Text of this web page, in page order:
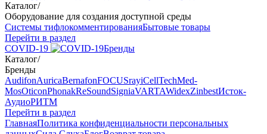
Каталог/
Оборудование для создания доступной среды
Системы тифлокомментированияБытовые товары
Перейти в раздел
COVID-19
Бренды
Каталог/
Бренды
AudifonAuricaBernafonFOCUSrayiCellTechMed-
MosOticonPhonakReSoundSigniaVARTAWidexZinbestИсток-
АудиоРИТМ
Перейти в раздел
ГлавнаяПолитика конфиденциальности персональных